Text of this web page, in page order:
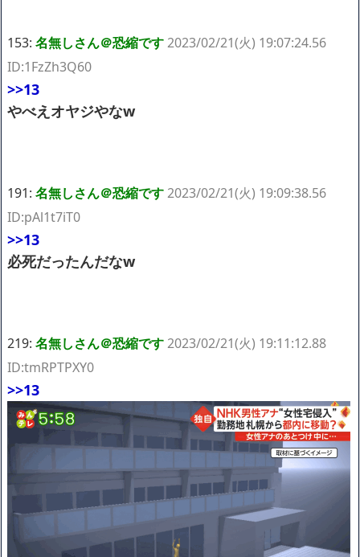
153: 名無しさん＠恐縮です2023/02/21(火) 19:07:24.56
ID:1FzZh3Q60
>>13
やべえオヤジやなw
191: 名無しさん＠恐縮です2023/02/21(火) 19:09:38.56
ID:pAl1t7iT0
>>13
必死だったんだなw
219: 名無しさん＠恐縮です2023/02/21(火) 19:11:12.88
ID:tmRPTPXY0
>>13